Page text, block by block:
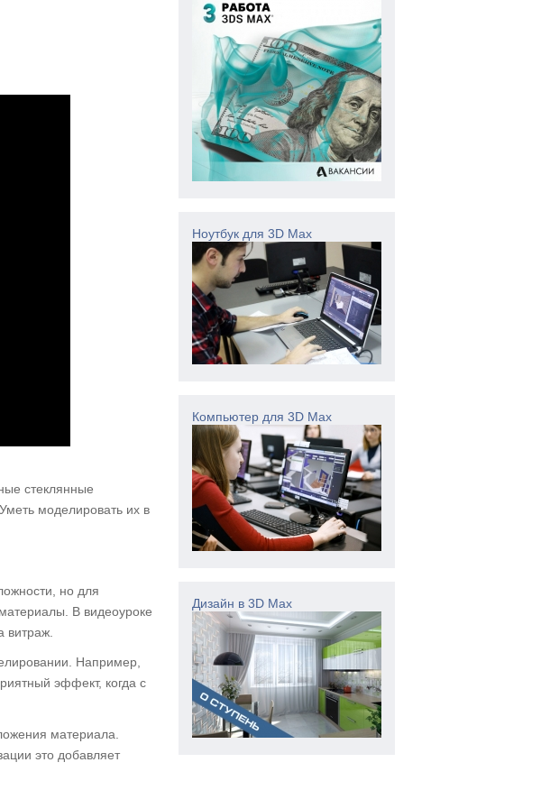
стеклянные
моделировать их в
но для
В видеоуроке
витраж.
Например,
эффект, когда с
материала.
это добавляет
Ноутбук для 3D Max
Компьютер для 3D Max
Дизайн в 3D Max